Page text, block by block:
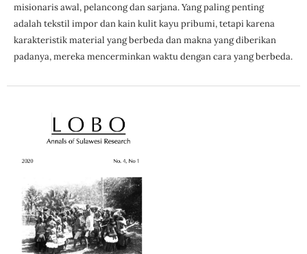
misionaris awal, pelancong dan sarjana. Yang paling penting
adalah tekstil impor dan kain kulit kayu pribumi, tetapi karena
karakteristik material yang berbeda dan makna yang diberikan
padanya, mereka mencerminkan waktu dengan cara yang berbeda.